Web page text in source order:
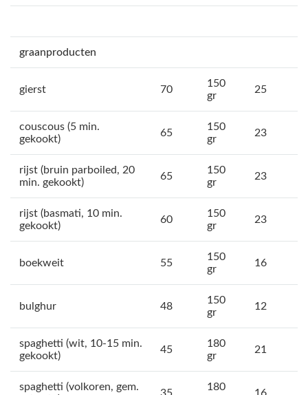
graanproducten
gierst 70
150
gr
25
couscous (5 min.
gekookt)
65
150
gr
23
rijst (bruin parboiled, 20
min. gekookt)
65
150
gr
23
rijst (basmati, 10 min.
gekookt)
60
150
gr
23
boekweit 55
150
gr
16
bulghur 48
150
gr
12
spaghetti (wit, 10-15 min.
gekookt)
45
180
gr
21
spaghetti (volkoren, gem.
180